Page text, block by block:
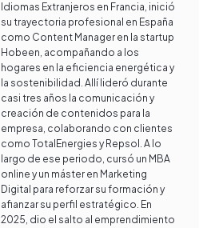
Idiomas Extranjeros en Francia, inició
su trayectoria profesional en España
como Content Manager en la startup
Hobeen, acompañando a los
hogares en la eficiencia energética y
la sostenibilidad. Allí lideró durante
casi tres años la comunicación y
creación de contenidos para la
empresa, colaborando con clientes
como TotalEnergies y Repsol. A lo
largo de ese periodo, cursó un MBA
online y un máster en Marketing
Digital para reforzar su formación y
afianzar su perfil estratégico. En
2025, dio el salto al emprendimiento